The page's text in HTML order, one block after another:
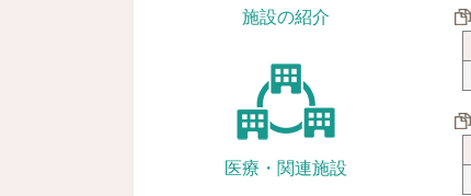
施設の紹介
医療・関連施設